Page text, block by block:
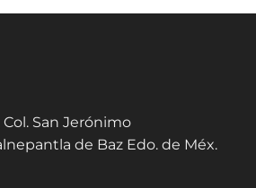
San Jerónimo
de Baz Edo. de Méx.